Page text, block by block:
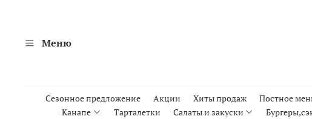
Меню
Сезонное предложение Акции Хиты продаж Постное
Канапе
Тарталетки Салаты и закуски